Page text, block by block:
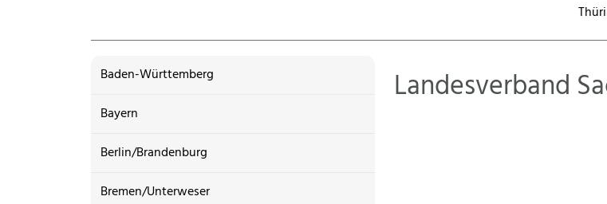
Baden-Württemberg
Bayern
Berlin/Brandenburg
Bremen/Unterweser
Landesverband